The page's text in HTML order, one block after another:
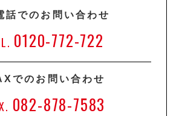
話でのお問い合わせ
0120-772-722
でのお問い合わせ
082-878-7583